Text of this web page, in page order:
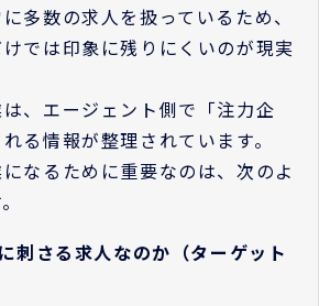
多数の求人を扱っているため、
では印象に残りにくいのが現実
、エージェント側で「注力企
る情報が整理されています。
なるために重要なのは、次のよ
刺さる求人なのか（ターゲット